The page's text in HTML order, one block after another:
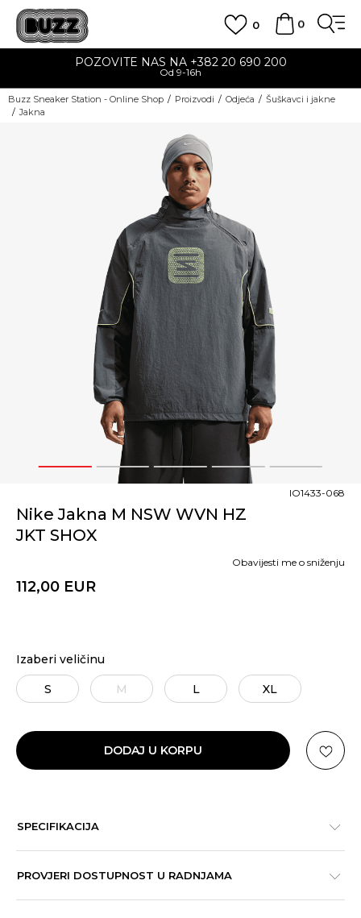
0
0
POZOVITE NAS NA +382 20 690 200
Od 9-16h
Buzz Sneaker Station - Online Shop Proizvodi Odjeća
Šuškavci i jakne
Jakna
1 2 3 4 5
Nike Jakna M NSW WVN HZ
JKT SHOX
IO1433-068
112,00 EUR
Obavijesti me o sniženju
Izaberi veličinu
S M L XL
DODAJ U KORPU
SPECIFIKACIJA
PROVJERI DOSTUPNOST U RADNJAMA